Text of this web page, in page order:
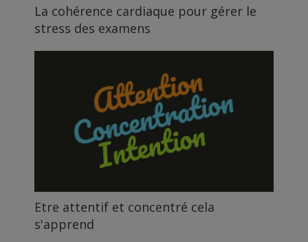
La cohérence cardiaque pour gérer le
stress des examens
Etre attentif et concentré cela
s'apprend